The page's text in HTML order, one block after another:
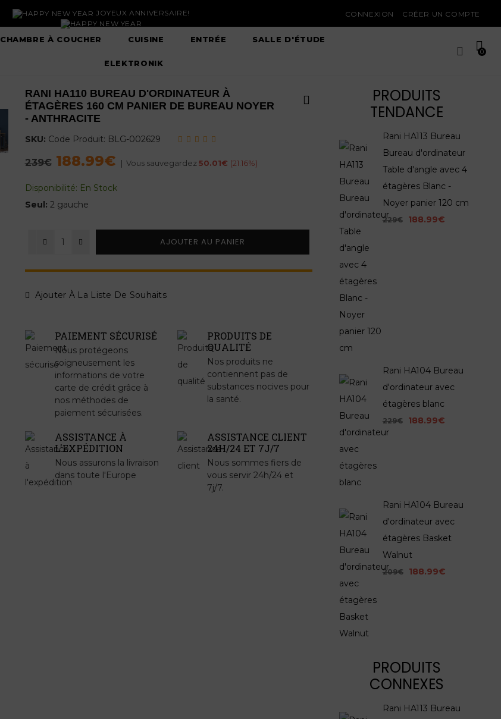
JOYEUX ANNIVERSAIRE! CONNEXION CRÉER UN COMPTE
CHAMBRE À COUCHER CUISINE ENTRÉE SALLE D'ÉTUDE
ELEKTRONIK
0
RANI HA110 BUREAU D'ORDINATEUR À
ÉTAGÈRES 160 CM PANIER DE BUREAU NOYER
- ANTHRACITE
SKU: Code Produit: BLG-002629
Regular
239€ 188.99€ | Vous sauvegardez 50.01€ (21.16%)
Disponibilité: En Stock
Seul: 2 gauche
AJOUTER AU PANIER
Ajouter À La Liste De Souhaits
PAIEMENT SÉCURISÉ
Nous protégeons
soigneusement les
informations de votre
carte de crédit grâce à
nos méthodes de
paiement sécurisées.
PRODUITS DE
QUALITÉ
Nos produits ne
contiennent pas de
substances nocives pour
la santé.
ASSISTANCE À
L'EXPÉDITION
Nous assurons la livraison
dans toute l'Europe
ASSISTANCE CLIENT
24H/24 ET 7J/7
Nous sommes fiers de
vous servir 24h/24 et
7j/7.
PRODUITS
TENDANCE
Rani HA113 Bureau
Bureau d'ordinateur
Table d'angle avec 4
étagères Blanc -
Noyer panier 120 cm
229€ 188.99€
Rani HA104 Bureau
d'ordinateur avec
étagères blanc
229€ 188.99€
Rani HA104 Bureau
d'ordinateur avec
étagères Basket
Walnut
209€ 188.99€
PRODUITS
CONNEXES
Rani HA113 Bureau